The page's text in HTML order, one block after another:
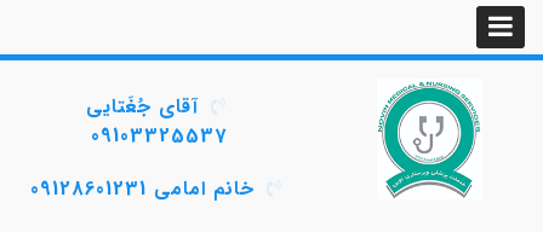
آقای جُغَتایی
09103325537
خانم امامی 09128601231